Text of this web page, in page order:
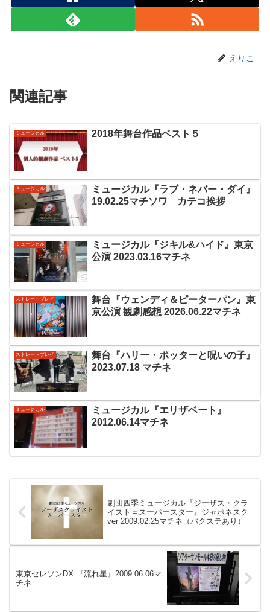
えりこ
関連記事
ミュージカル 2018年舞台作品ベスト５
ミュージカル
ミュージカル『ラブ・ネバー・ダイ』
19.02.25マチソワ カテコ挨拶
ミュージカル
ミュージカル『ジキル&ハイド』東京
公演 2023.03.16マチネ
ストレートプレイ
舞台『ウェンディ＆ピーターパン』東
京公演 観劇感想 2026.06.22マチネ
ストレートプレイ
舞台『ハリー・ポッターと呪いの子』
2023.07.18 マチネ
ミュージカル
ミュージカル『エリザベート』
2012.06.14マチネ
劇団四季ミュージカル『ジーザス・クラ
イスト＝スーパースター』ジャポネスク
ver 2009.02.25マチネ（バクステあり）
東京セレソンDX 『流れ星』2009.06.06マ
チネ